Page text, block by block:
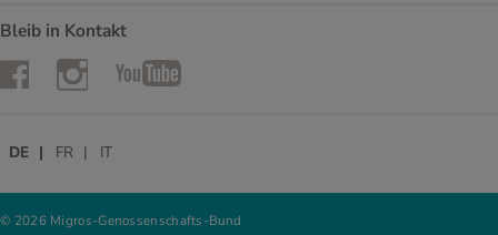
Bleib in Kontakt
FacebookInstagramYouTube
© 2026 Migros-Genossenschafts-Bund
DE FR IT